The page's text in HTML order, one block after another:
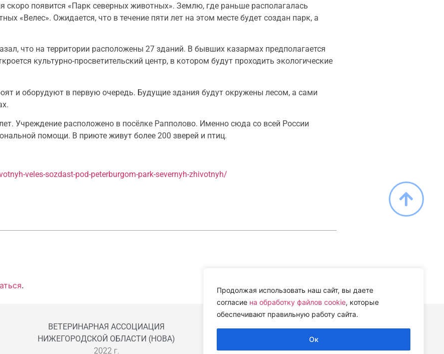
Продолжая использовать наш сайт, вы даете
согласие на обработку файлов cookie, которые
обеспечивают правильную работу сайта.
Ок
скоро появится «Парк северных животных». Землю, где раньше располагалась
«Велес». Ожидается, что в течение пяти лет на этом месте будет создан парк, а
что на территории расположены 27 зданий. В бывших казармах предполагается
культурно-просветительский центр, в котором будут проходить экологические
и оборудуют в первую очередь. Будущие здания будут окружены лесом, а сами
Учреждение расположено в посёлке Рапполово. Именно сюда со всей России
помощи. В приюте живут более 200 зверей и птиц.
veles-sozdast-pod-peterburgom-park-severnyh-zhivotnyh/
.
ВЕТЕРИНАРНАЯ АССОЦИАЦИЯ
НИЖЕГОРОДСКОЙ ОБЛАСТИ (НОВА)
2022 г.